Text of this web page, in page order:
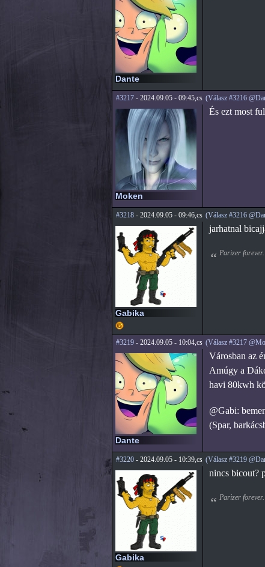
Dante
#3217- 2024.09.05 - 09:45,cs (Válasz #3216
Moken
És ezt most
#3218- 2024.09.05 - 09:46,cs (Válasz #3216
Gabika
jarhatnal
Parizer forever.
#3219- 2024.09.05 - 10:04,cs (Válasz #3217
Dante
Városban az
Amúgy a
havi 80kwh
@Gabi:
(Spar,
#3220- 2024.09.05 - 10:39,cs (Válasz #3219
Gabika
nincs bicout?
Parizer forever.